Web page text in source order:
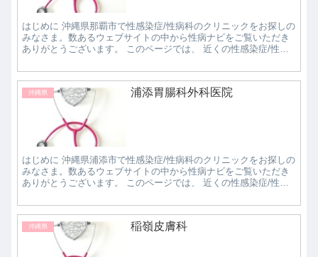
はじめに 沖縄県那覇市で性感染症/性病科のクリニックをお探しの
みなさま。数あるウェブサイトの中から性病ナビをご覧いただき
ありがとうございます。 このページでは、 近くの性感染症/性病
沖縄県 浦添胃腸科外科医院
はじめに 沖縄県浦添市で性感染症/性病科のクリニックをお探しの
みなさま。数あるウェブサイトの中から性病ナビをご覧いただき
ありがとうございます。 このページでは、 近くの性感染症/性病
沖縄県 稲嶺皮膚科